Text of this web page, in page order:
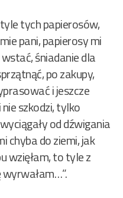
tych papierosów,
pani, papierosy mi
śniadanie dla
po zakupy,
i jeszcze
szkodzi, tylko
od dźwigania
chyba do ziemi, jak
wzięłam, to tyle z